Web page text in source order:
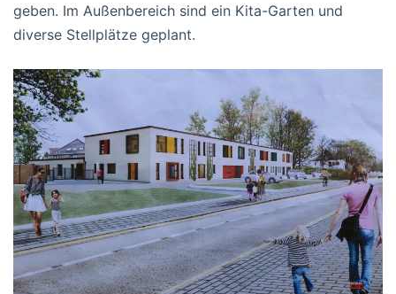
geben. Im Außenbereich sind ein Kita-Garten und
diverse Stellplätze geplant.